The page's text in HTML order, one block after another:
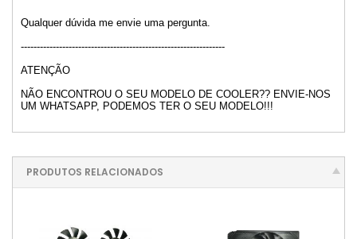
Qualquer dúvida me envie uma pergunta.
----------------------------------------------------------------
ATENÇÃO
NÃO ENCONTROU O SEU MODELO DE COOLER?? ENVIE-NOS
UM WHATSAPP, PODEMOS TER O SEU MODELO!!!
PRODUTOS RELACIONADOS